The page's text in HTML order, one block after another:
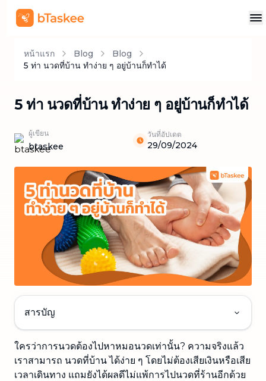
หน้าแรก Blog
Blog
5 ท่า นวดที่บ้าน ทำง่าย ๆ อยู่บ้านก็ทำได้
5 ท่า นวดที่บ้าน ทำง่าย ๆ อยู่บ้านก็ทำได้
ผู้เขียน
btaskee
วันที่อัปเดต
29/09/2024
สารบัญ
ใครว่าการนวดต้องไปหาหมอนวดเท่านั้น? ความจริงแล้ว
เราสามารถ นวดที่บ้าน ได้ง่าย ๆ โดยไม่ต้องเสียเงินหรือเสีย
เวลาเดินทาง แถมยังได้ผลดีไม่แพ้การไปนวดที่ร้านอีกด้วย